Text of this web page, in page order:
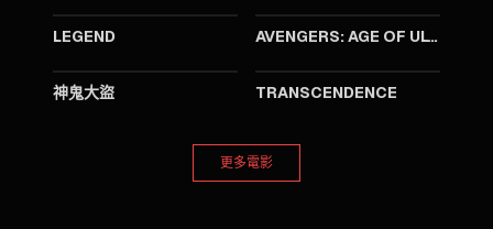
LEGEND AVENGERS: AGE OF ULTRON
神鬼大盜 TRANSCENDENCE
更多電影